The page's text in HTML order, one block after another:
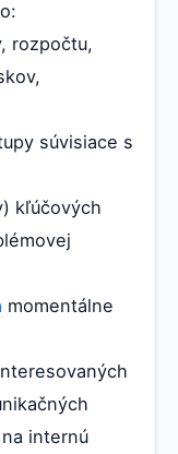
rozpočtu,
súvisiace s
kľúčových
momentálne
internú